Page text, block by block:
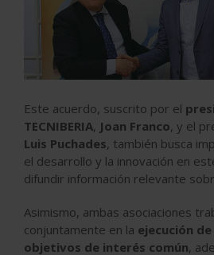
Este acuerdo, suscrito por el
TECNIBERIA, Joan Franco, y el
Luis Puchades, también busca
el desarrollo y la innovación en
difundir información relevante
Asimismo, ambas asociaciones
conjuntamente en la ejecución
objetivos de interés común,